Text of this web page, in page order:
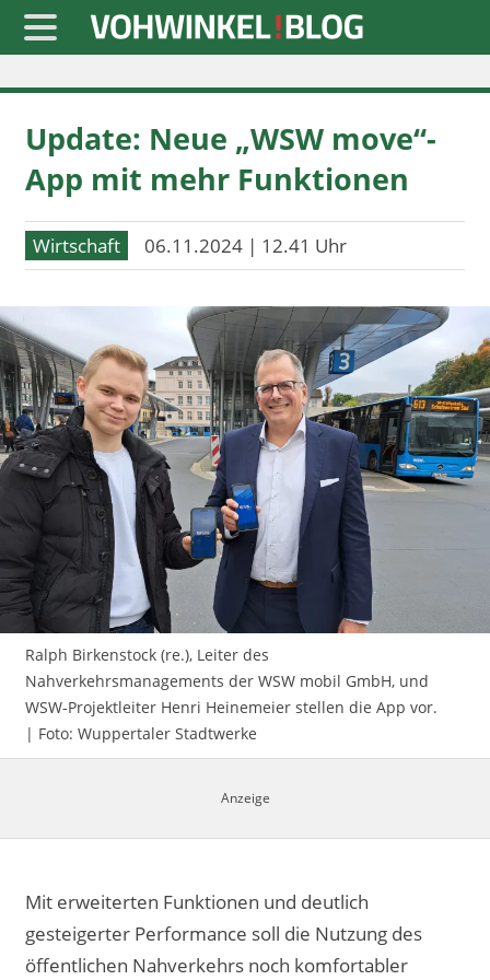
Startseite
» Blaulicht
» Freizeit
» Notizen
» Politik
» Wirtschaft
Werbung
Datenschutz
Impressum
Update: Neue „WSW move“-
App mit mehr Funktionen
Wirtschaft 06.11.2024 | 12.41 Uhr
Ralph Birkenstock (re.), Leiter des
Nahverkehrsmanagements der WSW mobil GmbH, und
WSW-Projektleiter Henri Heinemeier stellen die App vor.
| Foto: Wuppertaler Stadtwerke
Mit erweiterten Funktionen und deutlich
gesteigerter Performance soll die Nutzung des
öffentlichen Nahverkehrs noch komfortabler